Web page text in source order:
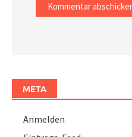
META
Anmelden